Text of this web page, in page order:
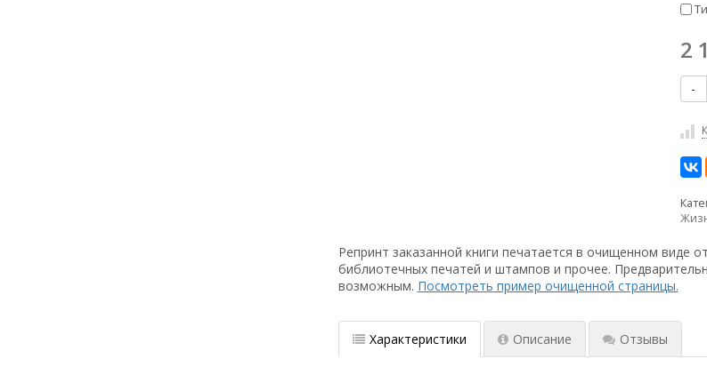
2
-
Репринт заказанной книги печатается в очищенном виде
библиотечных печатей и штампов и прочее.
возможным. Посмотреть пример очищенной страницы.
Характеристики Описание Отзывы